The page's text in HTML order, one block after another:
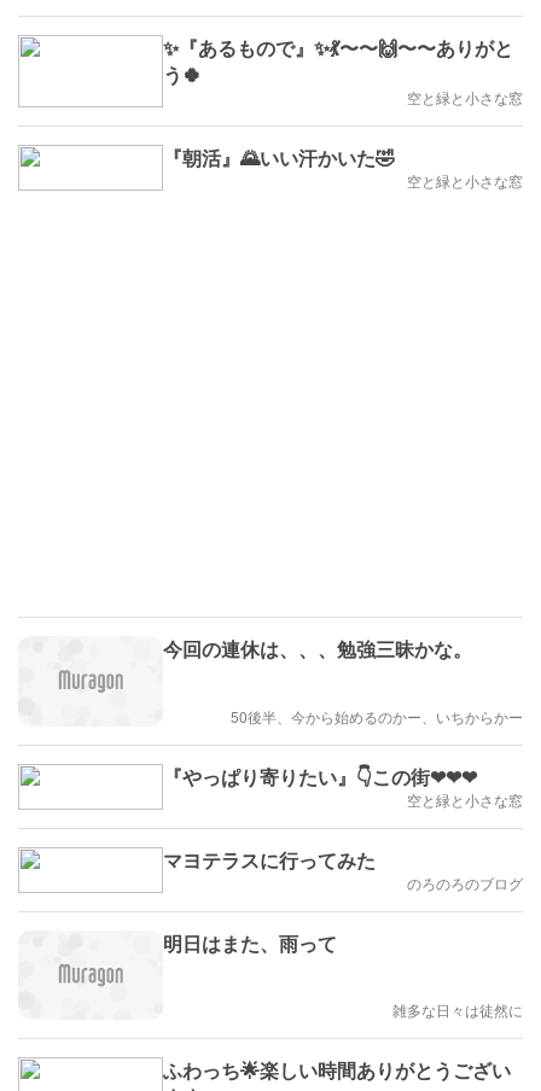
✨『あるもので』✨💃〜〜🙌〜〜ありがと
う🍀
空と緑と小さな窓
『朝活』🌄いい汗かいた🤣
空と緑と小さな窓
今回の連休は、、、勉強三昧かな。
50後半、今から始めるのかー、いちからかー
『やっぱり寄りたい』👇この街❤❤❤
空と緑と小さな窓
マヨテラスに行ってみた
のろのろのブログ
明日はまた、雨って
雑多な日々は徒然に
ふわっち🌟楽しい時間ありがとうござい